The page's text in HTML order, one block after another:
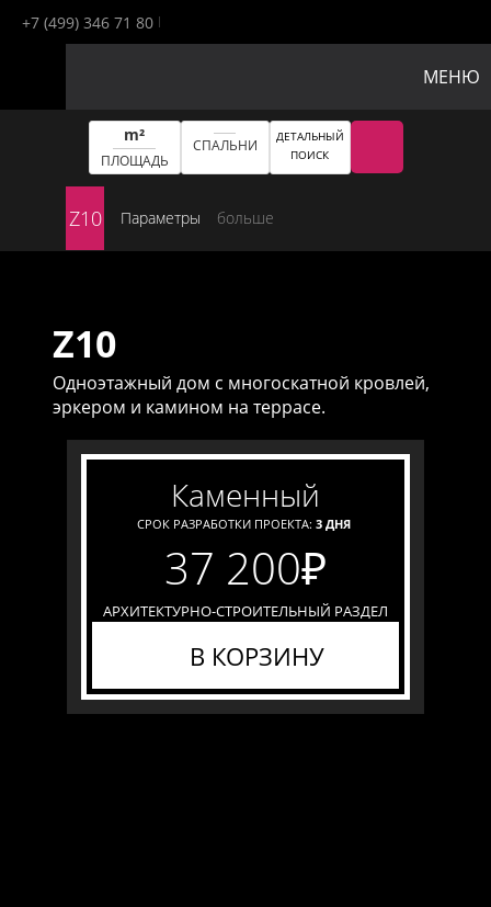
+7 (499) 346 71 80
МЕНЮ
m²
ПЛОЩАДЬ
СПАЛЬНИ
ДЕТАЛЬНЫЙ
ПОИСК
Z10 Параметры больше
Z10
Одноэтажный дом с многоскатной кровлей,
эркером и камином на террасе.
каменный
СРОК РАЗРАБОТКИ ПРОЕКТА: 3 ДНЯ
37 200₽
АРХИТЕКТУРНО-СТРОИТЕЛЬНЫЙ РАЗДЕЛ
В КОРЗИНУ